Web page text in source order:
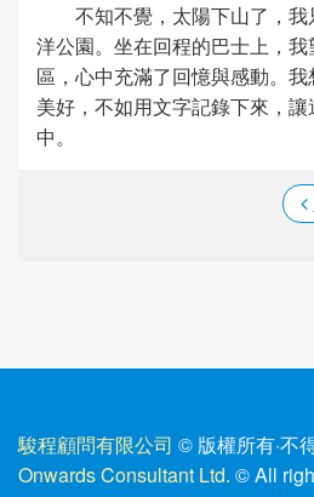
不知不覺，太陽下山了，
洋公園。坐在回程的巴士上，
區，心中充滿了回憶與感動。
美好，不如用文字記錄下來，
中。
駿程顧問有限公司 © 版權所有·不
Onwards Consultant Ltd. © All